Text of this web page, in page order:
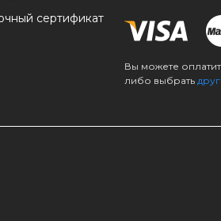
сертификат
Вы можете
либо выбрать